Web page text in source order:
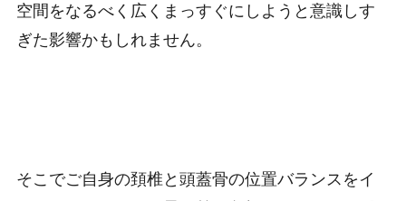
空間をなるべく広くまっすぐにしようと意識しす
ぎた影響かもしれません。
そこでご自身の頚椎と頭蓋骨の位置バランスをイ